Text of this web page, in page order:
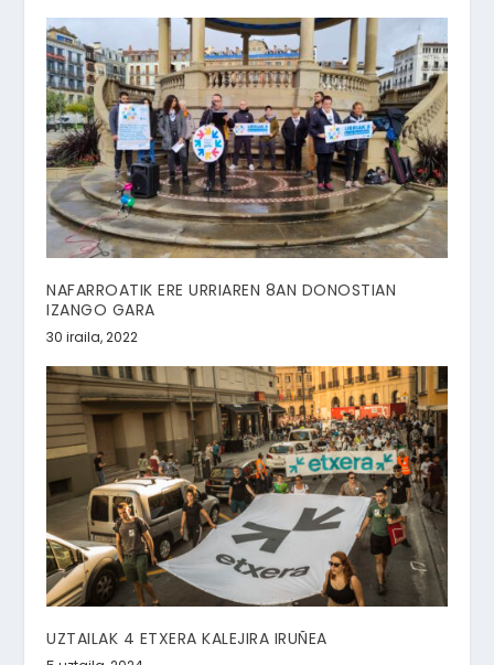
NAFARROATIK ERE URRIAREN 8AN DONOSTIAN
IZANGO GARA
30 iraila, 2022
UZTAILAK 4 ETXERA KALEJIRA IRUÑEA